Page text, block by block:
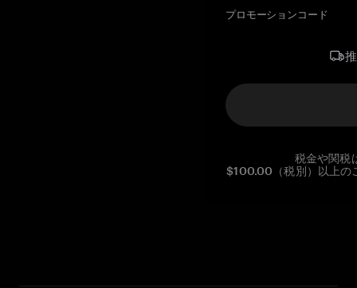
プロモーションコード
税金や関税
$100.00（税別）以上の